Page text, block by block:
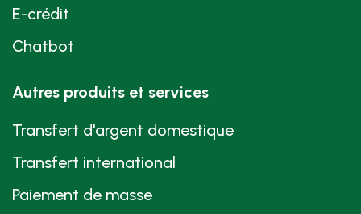
E-crédit
Chatbot
Autres produits et services
Transfert d'argent domestique
Transfert international
Paiement de masse